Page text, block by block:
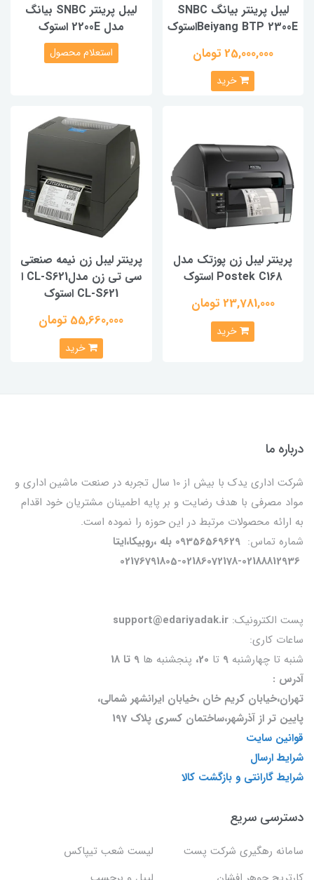
لیبل پرینتر بیانگ SNBC
Beiyang BTP 2300Eاستوک
25,000,000 تومان
خرید
لیبل پرینتر SNBC بیانگ
مدل 2200E استوک
استعلام محصول
پرینتر لیبل زن پوزتک مدل
Postek C168 استوک
23,781,000 تومان
خرید
پرینتر لیبل زن نیمه صنعتی
سی تی زن مدلCL-S621 ا
CL-S621 استوک
55,660,000 تومان
خرید
درباره ما
شرکت اداری یدک با بیش از 10 سال تجربه در صنعت ماشین اداری و
مواد مصرفی با هدف رضایت و بر پایه اطمینان مشتریان خود اقدام
به ارائه محصولات مرتبط در این حوزه را نموده است.
شماره تماس: 09356569629 بله ،روبیکا،ایتا
02176791805-02186072178-02188812936
پست الکترونیک:
ساعات کاری:
شنبه تا چهارشنبه 9 تا 20، پنجشنبه ها
آدرس :
تهران،خیابان کریم خان ،خیابان ایرانشهر شمالی،
پایین تر از آذرشهر،ساختمان کسری پلاک 197
قوانین سایت
شرایط ارسال
شرایط گارانتی و بازگشت کالا
دسترسی سریع
سامانه رهگیری شرکت پست
لیست شعب تیپاکس